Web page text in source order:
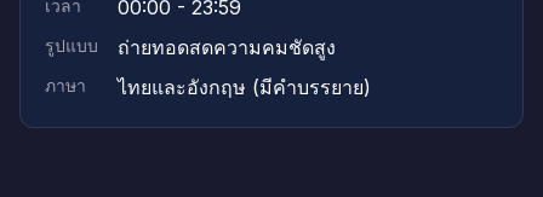
เวลา 00:00 - 23:59
รูปแบบ ถ่ายทอดสดความคมชัดสูง
ภาษา ไทยและอังกฤษ (มีคำบรรยาย)